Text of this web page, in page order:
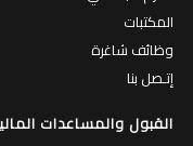
المكتبات
وظائف شاغرة
إتـصل بنا
القبول والمساعدات